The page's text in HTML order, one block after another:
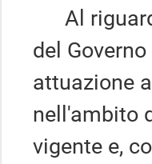
Al
del
attuazione
nell'ambito
vigente e,